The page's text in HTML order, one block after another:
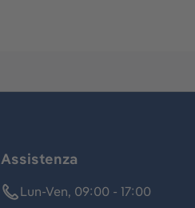
Assistenza
Lun-Ven, 09:00 - 17:00